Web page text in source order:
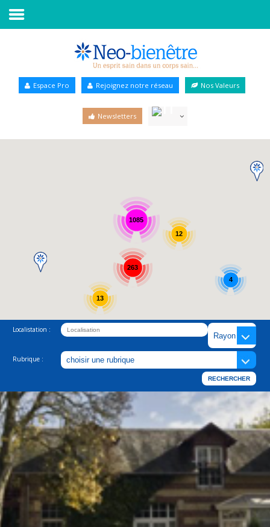
Annuaire Bien-être
Espace Pro Rejoignez notre réseau Nos Valeurs
Newsletters
1085
13
263
4
12
Localistation :
Rubrique :